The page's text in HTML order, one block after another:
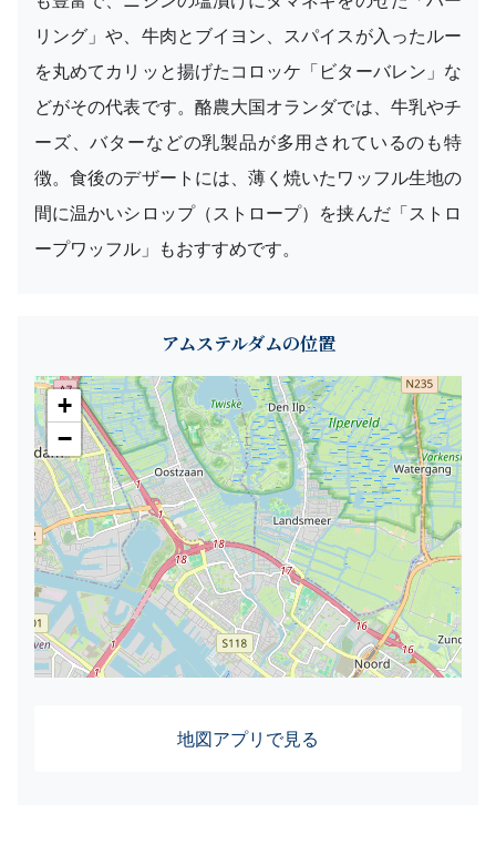
リング」や、牛肉とブイヨン、スパイスが入ったルー
を丸めてカリッと揚げたコロッケ「ビターバレン」な
どがその代表です。酪農大国オランダでは、牛乳やチ
ーズ、バターなどの乳製品が多用されているのも特
徴。食後のデザートには、薄く焼いたワッフル生地の
間に温かいシロップ（ストロープ）を挟んだ「ストロ
ープワッフル」もおすすめです。
アムステルダムの位置
+
−
地図アプリで見る